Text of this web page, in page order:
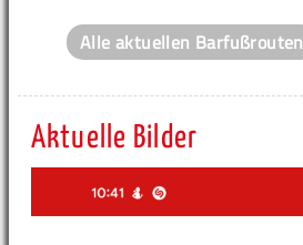
Alle aktuellen Barfußrouten
Aktuelle Bilder